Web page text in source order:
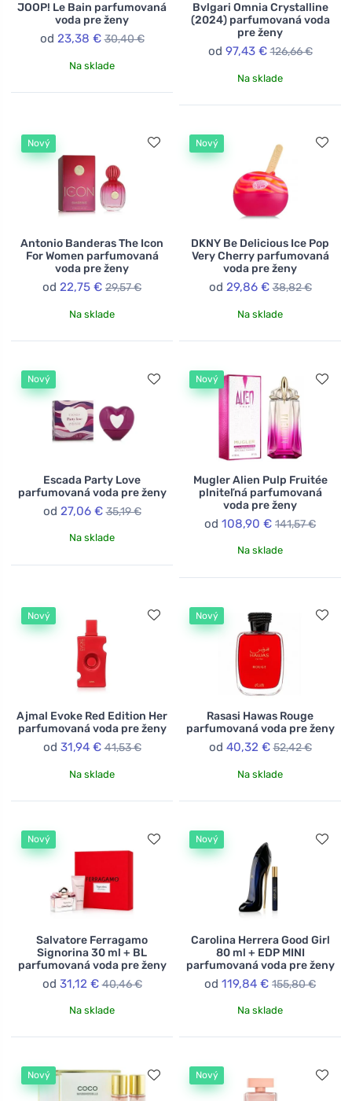
JOOP! Le Bain parfumovaná
voda pre ženy
od 23,38 € 30,40 €
Na sklade
Bvlgari Omnia Crystalline
(2024) parfumovaná voda
pre ženy
od 97,43 € 126,66 €
Na sklade
Nový
Antonio Banderas The Icon
For Women parfumovaná
voda pre ženy
od 22,75 € 29,57 €
Na sklade
Nový
DKNY Be Delicious Ice Pop
Very Cherry parfumovaná
voda pre ženy
od 29,86 € 38,82 €
Na sklade
Nový
Escada Party Love
parfumovaná voda pre ženy
od 27,06 € 35,19 €
Na sklade
Nový
Mugler Alien Pulp Fruitée
plniteľná parfumovaná
voda pre ženy
od 108,90 € 141,57 €
Na sklade
Nový
Ajmal Evoke Red Edition Her
parfumovaná voda pre ženy
od 31,94 € 41,53 €
Na sklade
Nový
Rasasi Hawas Rouge
parfumovaná voda pre ženy
od 40,32 € 52,42 €
Na sklade
Nový
Salvatore Ferragamo
Signorina 30 ml + BL
parfumovaná voda pre ženy
od 31,12 € 40,46 €
Na sklade
Nový
Carolina Herrera Good Girl
80 ml + EDP MINI
parfumovaná voda pre ženy
od 119,84 € 155,80 €
Na sklade
Nový Nový